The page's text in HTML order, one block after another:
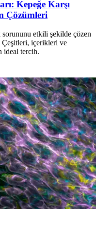
Kepeğe Karşı
Çözümleri
sorununu etkili şekilde çözen
Çeşitleri, içerikleri ve
ideal tercih.